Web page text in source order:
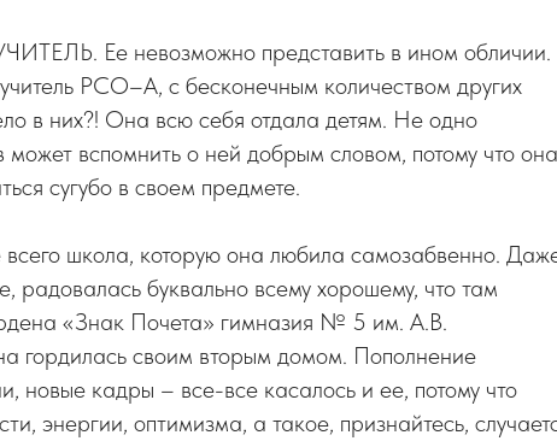
Ее невозможно представить в ином обличии.
РСО–А, с бесконечным количеством других
в них?! Она всю себя отдала детям. Не одно
вспомнить о ней добрым словом, потому что она
сугубо в своем предмете.
школа, которую она любила самозабвенно.
радовалась буквально всему хорошему, что там
«Знак Почета» гимназия № 5 им. А.В.
гордилась своим вторым домом. Пополнение
новые кадры – все-все касалось и ее, потому что
энергии, оптимизма, а такое, признайтесь,